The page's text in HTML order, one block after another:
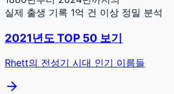
실제 출생 기록 1억 건 이상 정밀 분석
2021년도 TOP 50 보기
Rhett의 전성기 시대 인기 이름들